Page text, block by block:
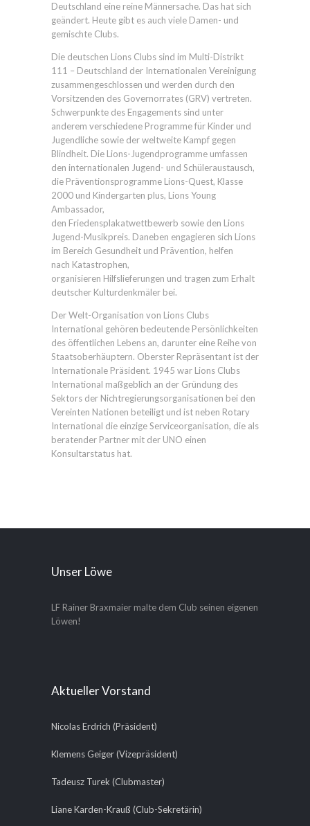
Deutschland eine reine Männersache. Das hat sich
geändert. Heute gibt es auch viele Damen- und
gemischte Clubs.
Die deutschen Lions Clubs sind im Multi-Distrikt
111 – Deutschland der Internationalen Vereinigung
zusammengeschlossen und werden durch den
Vorsitzenden des Governorrates (GRV) vertreten.
Schwerpunkte des Engagements sind unter
anderem verschiedene Programme für Kinder und
Jugendliche sowie der weltweite Kampf gegen
Blindheit. Die Lions-Jugendprogramme umfassen
den internationalen Jugend- und Schüleraustausch,
die Präventionsprogramme Lions-Quest, Klasse
2000 und Kindergarten plus, Lions Young
Ambassador,
den Friedensplakatwettbewerb sowie den Lions
Jugend-Musikpreis. Daneben engagieren sich Lions
im Bereich Gesundheit und Prävention, helfen
nach Katastrophen,
organisieren Hilfslieferungen und tragen zum Erhalt
deutscher Kulturdenkmäler bei.
Der Welt-Organisation von Lions Clubs
International gehören bedeutende Persönlichkeiten
des öffentlichen Lebens an, darunter eine Reihe von
Staatsoberhäuptern. Oberster Repräsentant ist der
Internationale Präsident. 1945 war Lions Clubs
International maßgeblich an der Gründung des
Sektors der Nichtregierungsorganisationen bei den
Vereinten Nationen beteiligt und ist neben Rotary
International die einzige Serviceorganisation, die als
beratender Partner mit der UNO einen
Konsultarstatus hat.
Unser Löwe
LF Rainer Braxmaier malte dem Club seinen eigenen
Löwen!
Aktueller Vorstand
Nicolas Erdrich (Präsident)
Klemens Geiger (Vizepräsident)
Tadeusz Turek (Clubmaster)
Liane Karden-Krauß (Club-Sekretärin)